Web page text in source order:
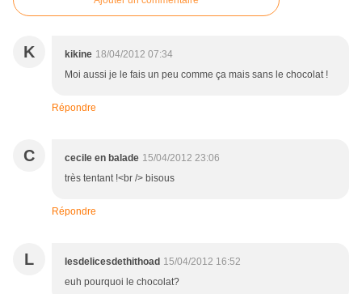
K kikine 18/04/2012 07:34
Moi aussi je le fais un peu comme ça mais sans le chocolat !
Répondre
C cecile en balade 15/04/2012 23:06
très tentant !<br /> bisous
Répondre
L lesdelicesdethithoad 15/04/2012 16:52
euh pourquoi le chocolat?